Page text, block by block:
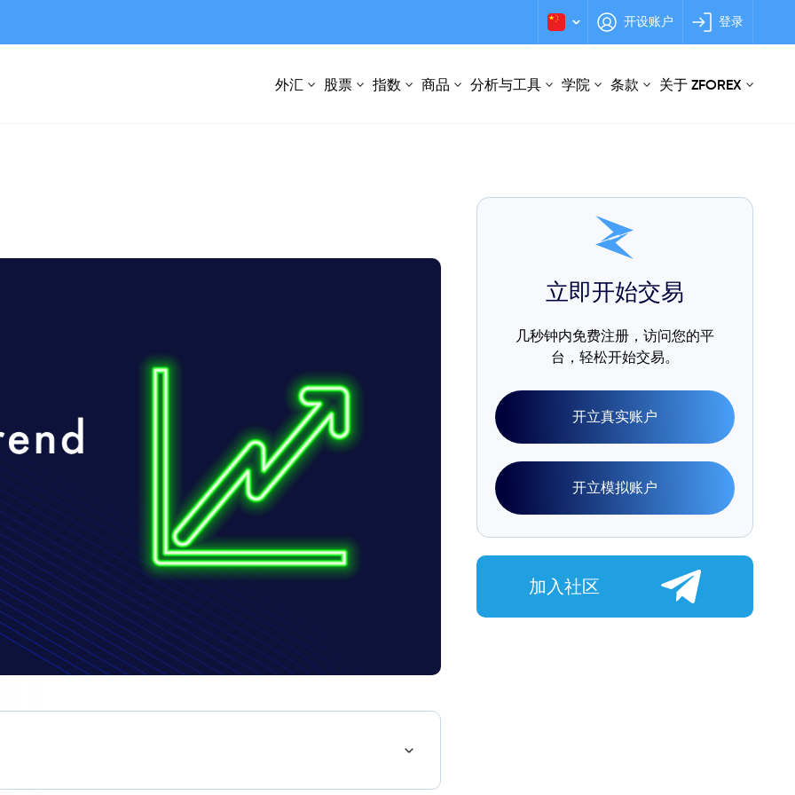
开设账户 登录
外汇 股票 指数 商品 分析与工具 学院 条款 关于 ZFOREX
立即开始交易
几秒钟内免费注册，访问您的平
台，轻松开始交易。
开立真实账户
开立模拟账户
加入社区